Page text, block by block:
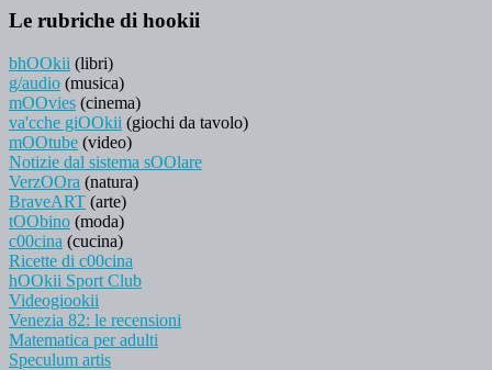
Le rubriche di hookii
bhOOkii (libri)
g/audio (musica)
mOOvies (cinema)
va'cche giOOkii (giochi da tavolo)
mOOtube (video)
Notizie dal sistema sOOlare
VerzOOra (natura)
BraveART (arte)
tOObino (moda)
c00cina (cucina)
Ricette di c00cina
hOOkii Sport Club
Videogiookii
Venezia 82: le recensioni
Matematica per adulti
Speculum artis